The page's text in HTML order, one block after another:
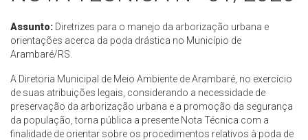
Assunto: Diretrizes para o manejo da arborização urbana e
orientações acerca da poda drástica no Município de
Arambaré/RS.
A Diretoria Municipal de Meio Ambiente de Arambaré, no exercício
de suas atribuições legais, considerando a necessidade de
preservação da arborização urbana e a promoção da segurança
da população, torna pública a presente Nota Técnica com a
finalidade de orientar sobre os procedimentos relativos à poda de